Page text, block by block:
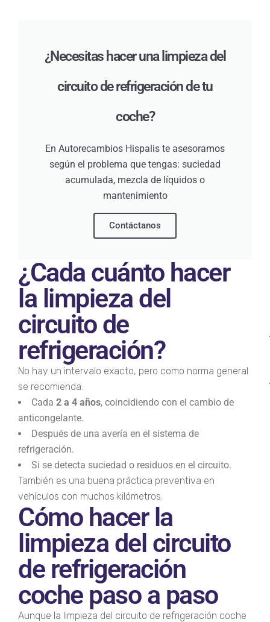
¿Necesitas hacer una limpieza del
circuito de refrigeración de tu
coche?
En Autorecambios Hispalis te asesoramos
según el problema que tengas: suciedad
acumulada, mezcla de líquidos o
mantenimiento
Contáctanos
¿Cada cuánto hacer
la limpieza del
circuito de
refrigeración?
No hay un intervalo exacto, pero como norma general
se recomienda:
Cada 2 a 4 años, coincidiendo con el cambio de
anticongelante.
Después de una avería en el sistema de
refrigeración.
Si se detecta suciedad o residuos en el circuito.
También es una buena práctica preventiva en
vehículos con muchos kilómetros.
Cómo hacer la
limpieza del circuito
de refrigeración
coche paso a paso
Aunque la limpieza del circuito de refrigeración coche